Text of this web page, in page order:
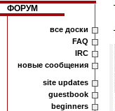
ФОРУМ
все доски
FAQ
IRC
новые сообщения
site updates
guestbook
beginners